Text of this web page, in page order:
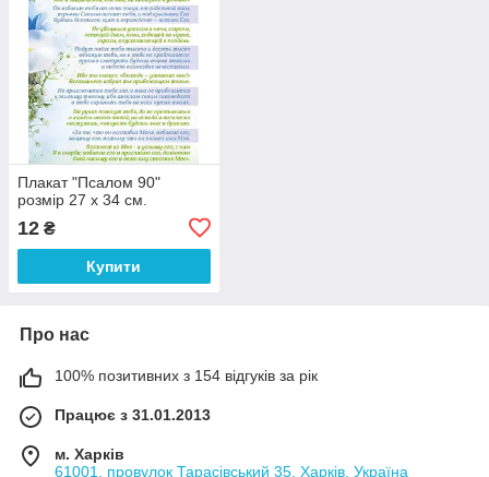
Плакат "Псалом 90"
розмір 27 х 34 см.
12 ₴
Купити
Про нас
100% позитивних з 154 відгуків за рік
Працює з 31.01.2013
м. Харків
61001, провулок Тарасівський 35, Харків, Україна